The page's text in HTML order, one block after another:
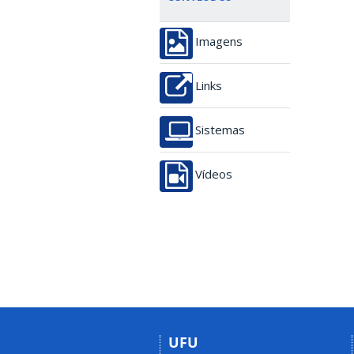
Imagens
Links
Sistemas
Vídeos
UFU